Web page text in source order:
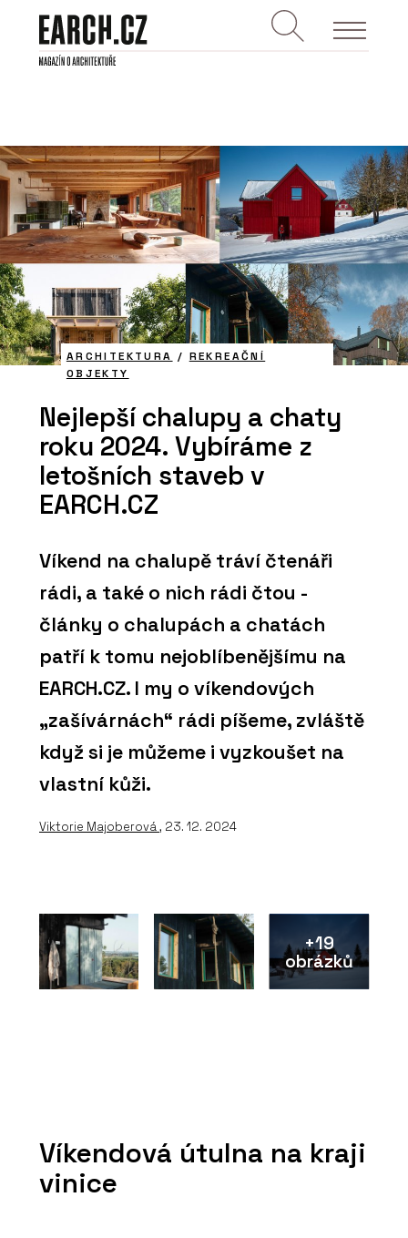
ARCHITEKTURA / REKREAČNÍ
OBJEKTY
Nejlepší chalupy a chaty
roku 2024. Vybíráme z
letošních staveb v
EARCH.CZ
Víkend na chalupě tráví čtenáři
rádi, a také o nich rádi čtou -
články o chalupách a chatách
patří k tomu nejoblíbenějšímu na
EARCH.CZ. I my o víkendových
„zašívárnách“ rádi píšeme, zvláště
když si je můžeme i vyzkoušet na
vlastní kůži.
Viktorie Majoberová, 23. 12. 2024
+19
obrázků
Víkendová útulna na kraji
vinice